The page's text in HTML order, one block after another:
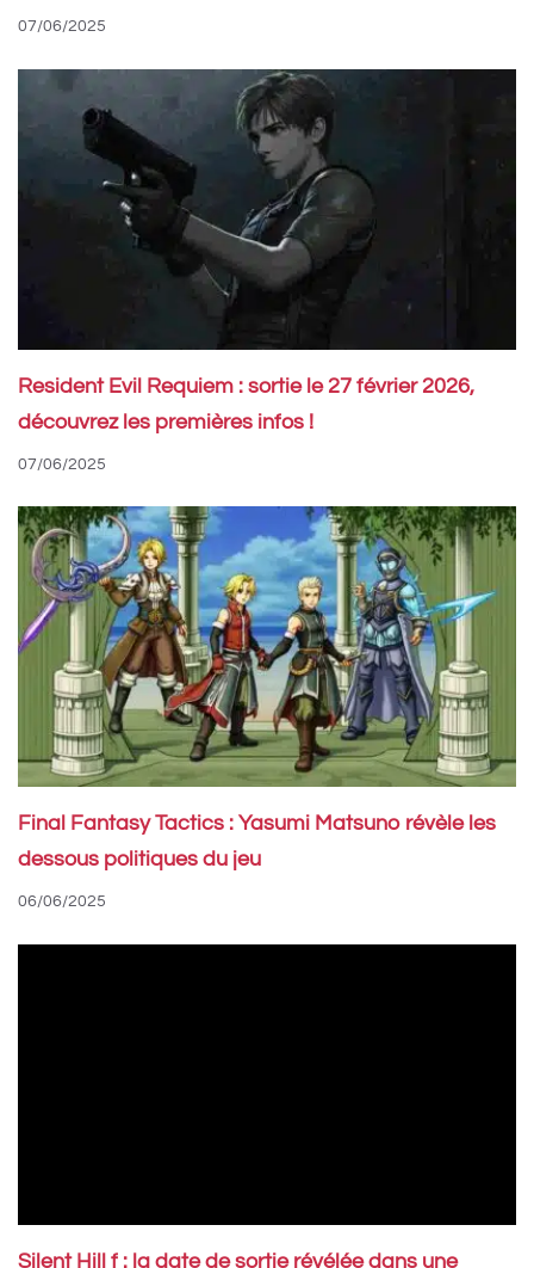
07/06/2025
Resident Evil Requiem : sortie le 27 février 2026,
découvrez les premières infos !
07/06/2025
Final Fantasy Tactics : Yasumi Matsuno révèle les
dessous politiques du jeu
06/06/2025
Silent Hill f : la date de sortie révélée dans une